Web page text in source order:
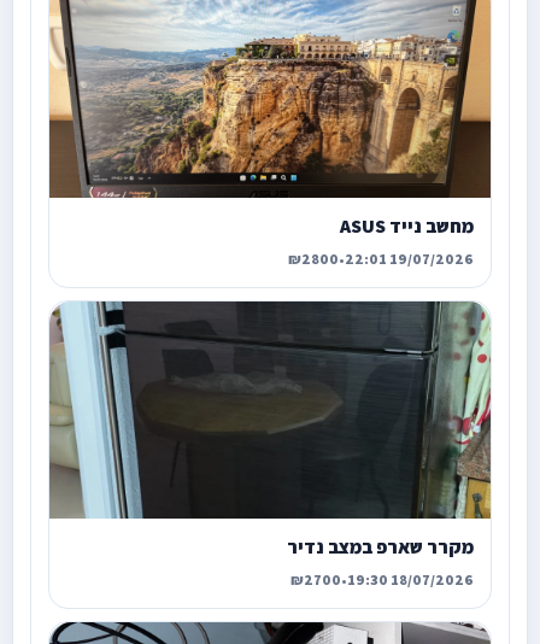
מחשב נייד ASUS
19/07/2026 22:01
•
₪2800
מקרר שארפ במצב נדיר
18/07/2026 19:30
•
₪2700